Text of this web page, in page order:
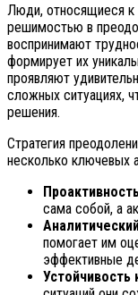
Люди, относящиеся к
решимостью в
воспринимают
формирует их
проявляют
сложных ситуациях,
решения.
Стратегия
несколько ключевых
сама собой, а
помогает им
эффективные
Устойчивость